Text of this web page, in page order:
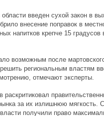
введен сухой закон в
внесение поправок в
напитков крепче 15 градусов
возможным после
региональным властям
отмечают эксперты.
за их излишнюю мягкость.
получили право